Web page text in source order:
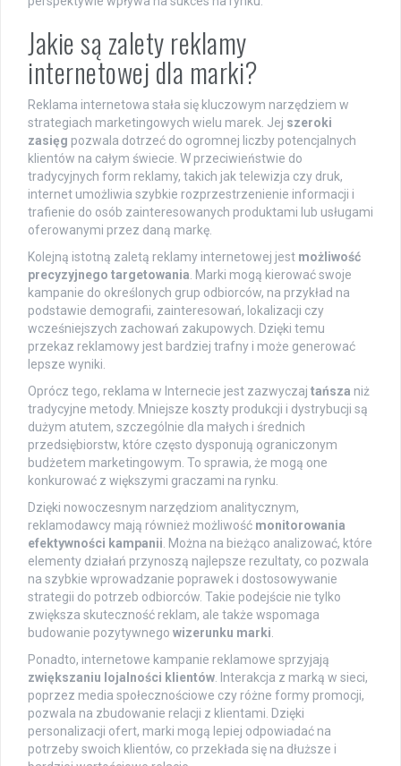
Jakie są zalety reklamy
internetowej dla marki?
Reklama internetowa stała się kluczowym narzędziem w
strategiach marketingowych wielu marek. Jej szeroki
zasięg pozwala dotrzeć do ogromnej liczby potencjalnych
klientów na całym świecie. W przeciwieństwie do
tradycyjnych form reklamy, takich jak telewizja czy druk,
internet umożliwia szybkie rozprzestrzenienie informacji i
trafienie do osób zainteresowanych produktami lub usługami
oferowanymi przez daną markę.
Kolejną istotną zaletą reklamy internetowej jest możliwość
precyzyjnego targetowania . Marki mogą kierować swoje
kampanie do określonych grup odbiorców, na przykład na
podstawie demografii, zainteresowań, lokalizacji czy
wcześniejszych zachowań zakupowych. Dzięki temu
przekaz reklamowy jest bardziej trafny i może generować
lepsze wyniki.
Oprócz tego, reklama w Internecie jest zazwyczaj tańsza niż
tradycyjne metody. Mniejsze koszty produkcji i dystrybucji są
dużym atutem, szczególnie dla małych i średnich
przedsiębiorstw, które często dysponują ograniczonym
budżetem marketingowym. To sprawia, że mogą one
konkurować z większymi graczami na rynku.
Dzięki nowoczesnym narzędziom analitycznym,
reklamodawcy mają również możliwość monitorowania
efektywności kampanii . Można na bieżąco analizować, które
elementy działań przynoszą najlepsze rezultaty, co pozwala
na szybkie wprowadzanie poprawek i dostosowywanie
strategii do potrzeb odbiorców. Takie podejście nie tylko
zwiększa skuteczność reklam, ale także wspomaga
budowanie pozytywnego wizerunku marki
Ponadto, internetowe kampanie reklamowe sprzyjają
zwiększaniu lojalności klientów . Interakcja z marką w sieci,
poprzez media społecznościowe czy różne formy promocji,
pozwala na zbudowanie relacji z klientami. Dzięki
personalizacji ofert, marki mogą lepiej odpowiadać na
potrzeby swoich klientów, co przekłada się na dłuższe i